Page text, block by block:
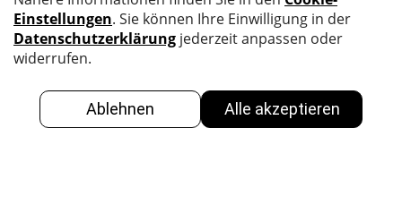
Suche
Kontakt
Newsletter
Datenschutz